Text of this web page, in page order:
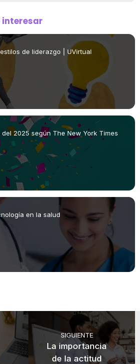
interesar
de liderazgo | UVirtual
del 2025 según The New York Times
en la salud
SIGUIENTE
La importancia
de la actitud